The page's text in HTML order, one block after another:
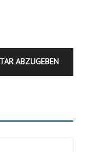
ABZUGEBEN